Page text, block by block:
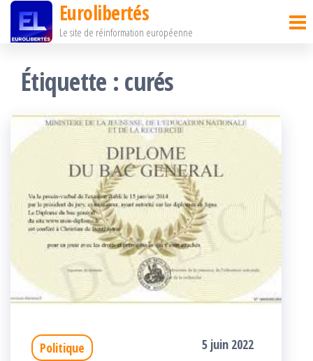
Passer
contenu
Eurolibertés
Le site de réinformation européenne
Étiquette : curés
Politique 5 juin 2022